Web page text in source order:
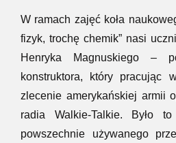
W ramach zajęć koła
fizyk, trochę chemik” nasi
Henryka Magnuskiego –
konstruktora, który pracując
zlecenie amerykańskiej armii
radia Walkie-Talkie. Było
powszechnie używanego